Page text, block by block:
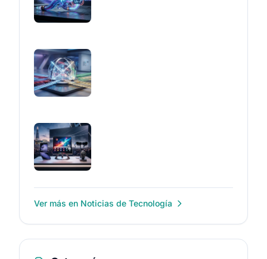
Ver más en Noticias de Tecnología